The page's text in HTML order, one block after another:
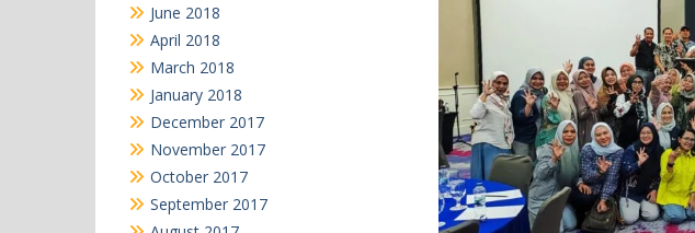
June 2018
April 2018
March 2018
January 2018
December 2017
November 2017
October 2017
September 2017